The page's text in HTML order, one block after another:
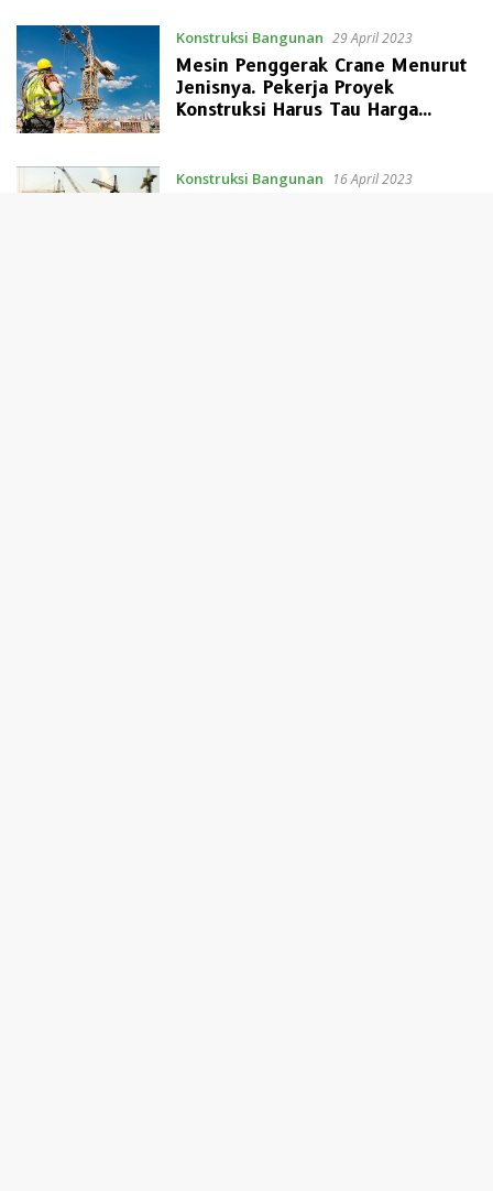
Konstruksi Bangunan 29 April 2023
Mesin Penggerak Crane Menurut
Jenisnya. Pekerja Proyek
Konstruksi Harus Tau Harga
Konstruksi Bangunan 16 April 2023